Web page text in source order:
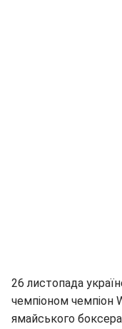
26 листопада
чемпіоном чемпіон
ямайського